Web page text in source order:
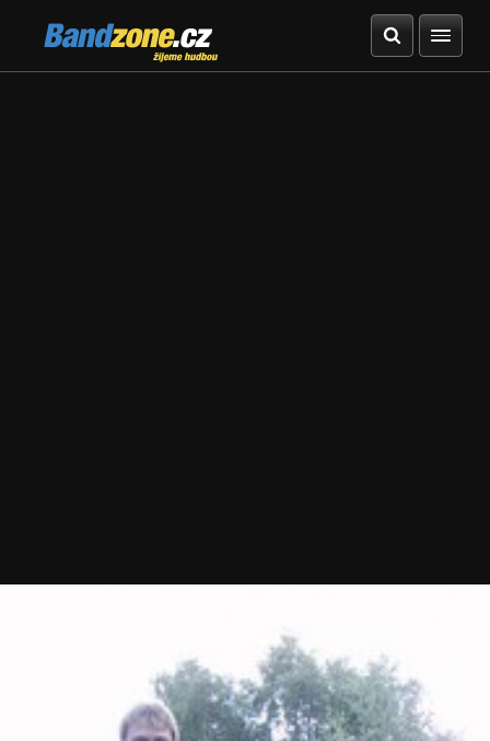
Bandzone.cz
žijeme hudbou